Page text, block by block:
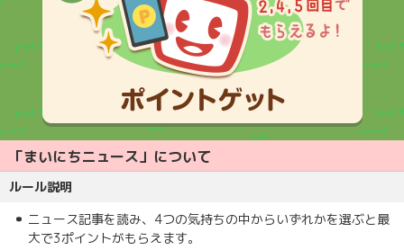
「まいにちニュース」について
ルール説明
ニュース記事を読み、4つの気持ちの中からいずれかを選ぶと最
大で3ポイントがもらえます。